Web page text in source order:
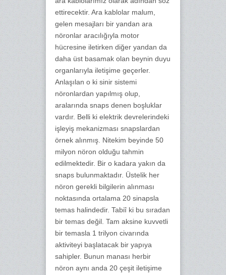
ettirecektir. Ara kablolar malum,
gelen mesajları bir yandan ara
nöronlar aracılığıyla motor
hücresine iletirken diğer yandan da
daha üst basamak olan beynin duyu
organlarıyla iletişime geçerler.
Anlaşılan o ki sinir sistemi
nöronlardan yapılmış olup,
aralarında snaps denen boşluklar
vardır. Belli ki elektrik devrelerindeki
işleyiş mekanizması snapslardan
örnek alınmış. Nitekim beyinde 50
milyon nöron olduğu tahmin
edilmektedir. Bir o kadara yakın da
snaps bulunmaktadır. Üstelik her
nöron gerekli bilgilerin alınması
noktasında ortalama 20 sinapsla
temas halindedir. Tabiî ki bu sıradan
bir temas değil. Tam aksine kuvvetli
bir temasla 1 trilyon civarında
aktiviteyi başlatacak bir yapıya
sahipler. Bunun manası herbir
nöron aynı anda 20 çeşit iletişime